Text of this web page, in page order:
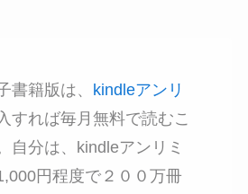
書籍版は、 kindleアンリ
すれば毎月無料で読むこ
自分は、kindleアンリミ
円程度で２００万冊